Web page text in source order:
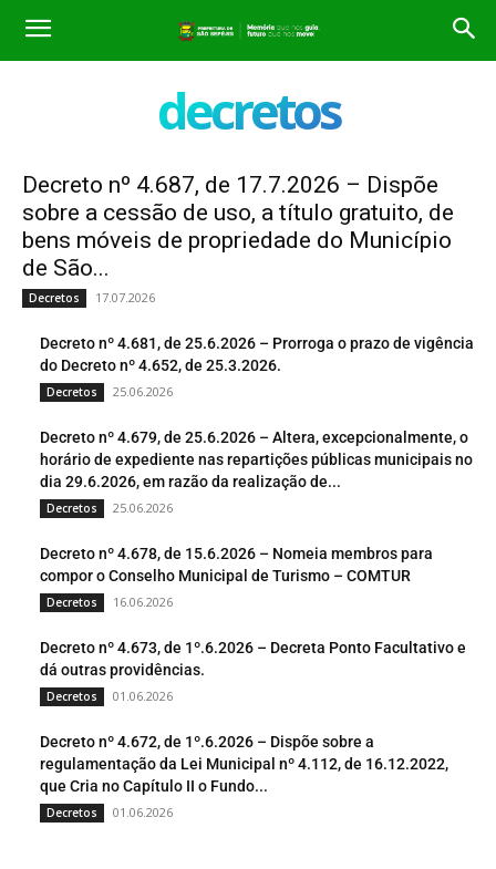
decretos
Decreto nº 4.687, de 17.7.2026 – Dispõe
sobre a cessão de uso, a título gratuito, de
bens móveis de propriedade do Município
de São...
Decretos 17.07.2026
Decreto nº 4.681, de 25.6.2026 – Prorroga o prazo de vigência
do Decreto nº 4.652, de 25.3.2026.
Decretos 25.06.2026
Decreto nº 4.679, de 25.6.2026 – Altera, excepcionalmente, o
horário de expediente nas repartições públicas municipais no
dia 29.6.2026, em razão da realização de...
Decretos 25.06.2026
Decreto nº 4.678, de 15.6.2026 – Nomeia membros para
compor o Conselho Municipal de Turismo – COMTUR
Decretos 16.06.2026
Decreto nº 4.673, de 1º.6.2026 – Decreta Ponto Facultativo e
dá outras providências.
Decretos 01.06.2026
Decreto nº 4.672, de 1º.6.2026 – Dispõe sobre a
regulamentação da Lei Municipal nº 4.112, de 16.12.2022,
que Cria no Capítulo II o Fundo...
Decretos 01.06.2026